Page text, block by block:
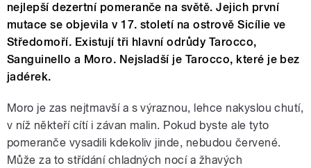
nejlepší dezertní pomeranče na světě. Jejich první
mutace se objevila v 17. století na ostrově Sicílie ve
Středomoří. Existují tři hlavní odrůdy Tarocco,
Sanguinello a Moro. Nejsladší je Tarocco, které je bez
jadérek.
Moro je zas nejtmavší a s výraznou, lehce nakyslou chutí,
v níž někteří cítí i závan malin. Pokud byste ale tyto
pomeranče vysadili kdekoliv jinde, nebudou červené.
Může za to střídání chladných nocí a žhavých